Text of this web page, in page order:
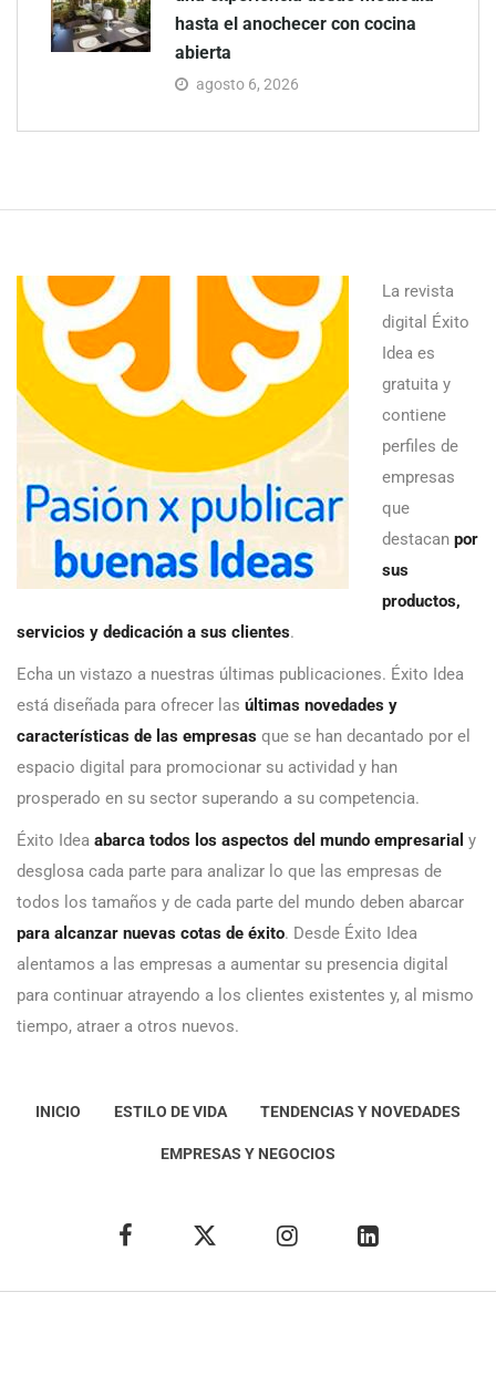
hasta el anochecer con cocina
abierta
agosto 6, 2026
La revista
digital Éxito
Idea es
gratuita y
contiene
perfiles de
empresas
que
destacan por
sus
productos,
servicios y dedicación a sus clientes.
Echa un vistazo a nuestras últimas publicaciones. Éxito Idea
está diseñada para ofrecer las últimas novedades y
características de las empresas que se han decantado por el
espacio digital para promocionar su actividad y han
prosperado en su sector superando a su competencia.
Éxito Idea abarca todos los aspectos del mundo empresarial y
desglosa cada parte para analizar lo que las empresas de
todos los tamaños y de cada parte del mundo deben abarcar
para alcanzar nuevas cotas de éxito. Desde Éxito Idea
alentamos a las empresas a aumentar su presencia digital
para continuar atrayendo a los clientes existentes y, al mismo
tiempo, atraer a otros nuevos.
INICIO ESTILO DE VIDA TENDENCIAS Y NOVEDADES
EMPRESAS Y NEGOCIOS